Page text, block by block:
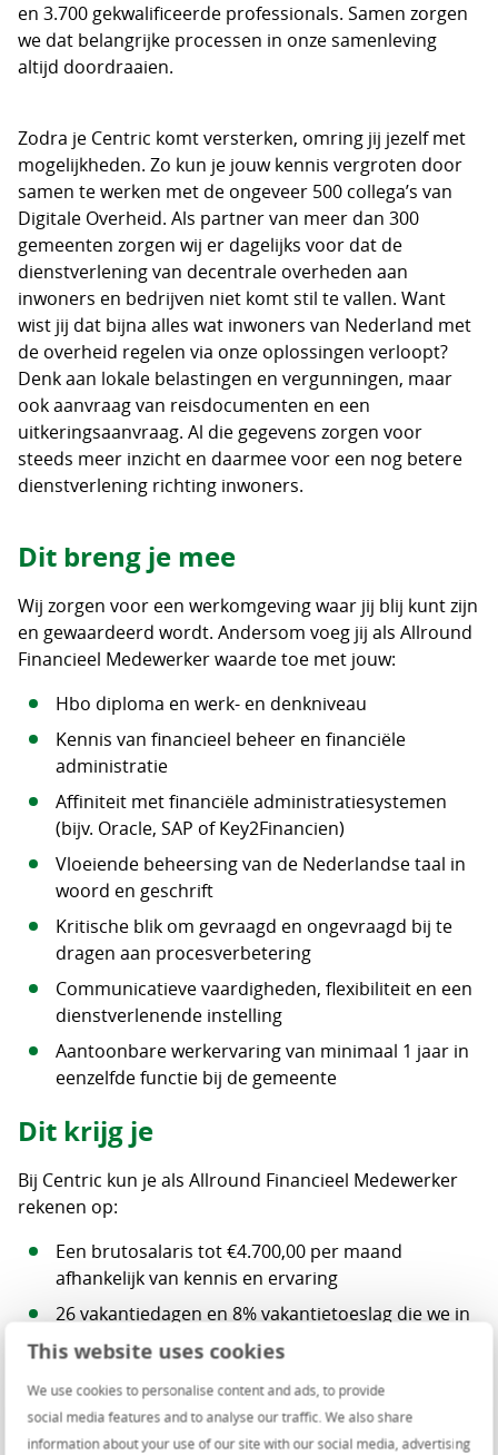
This website uses cookies
We use cookies to personalise content and ads, to provide
social media features and to analyse our traffic. We also share
information about your use of our site with our social media, advertising
en 3.700 gekwalificeerde professionals. Samen zorgen
we dat belangrijke processen in onze samenleving
altijd doordraaien.
Zodra je Centric komt versterken, omring jij jezelf met
mogelijkheden. Zo kun je jouw kennis vergroten door
samen te werken met de ongeveer 500 collega’s van
Digitale Overheid. Als partner van meer dan 300
gemeenten zorgen wij er dagelijks voor dat de
dienstverlening van decentrale overheden aan
inwoners en bedrijven niet komt stil te vallen. Want
wist jij dat bijna alles wat inwoners van Nederland met
de overheid regelen via onze oplossingen verloopt?
Denk aan lokale belastingen en vergunningen, maar
ook aanvraag van reisdocumenten en een
uitkeringsaanvraag. Al die gegevens zorgen voor
steeds meer inzicht en daarmee voor een nog betere
dienstverlening richting inwoners.
Dit breng je mee
Wij zorgen voor een werkomgeving waar jij blij kunt zijn
en gewaardeerd wordt. Andersom voeg jij als Allround
Financieel Medewerker waarde toe met jouw:
Hbo diploma en werk- en denkniveau
Kennis van financieel beheer en financiële
administratie
Affiniteit met financiële administratiesystemen
(bijv. Oracle, SAP of Key2Financien)
Vloeiende beheersing van de Nederlandse taal in
woord en geschrift
Kritische blik om gevraagd en ongevraagd bij te
dragen aan procesverbetering
Communicatieve vaardigheden, flexibiliteit en een
dienstverlenende instelling
Aantoonbare werkervaring van minimaal 1 jaar in
eenzelfde functie bij de gemeente
Dit krijg je
Bij Centric kun je als Allround Financieel Medewerker
rekenen op:
Een brutosalaris tot €4.700,00 per maand
afhankelijk van kennis en ervaring
26 vakantiedagen en 8% vakantietoeslag die we in
mei uitbetalen
pensioengrondslag
Een winstdeling tot wel 50% van het gemiddelde